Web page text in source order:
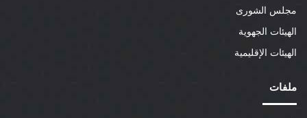
مجلس الشورى
الهيئات الجهوية
الهيئات الإقليمية
ملفات